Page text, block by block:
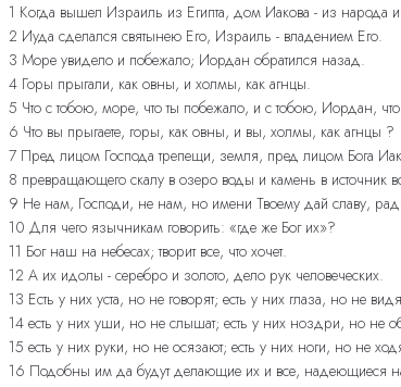
1 Когда вышел Израиль из Египта, дом Иакова - из народа
2 Иуда сделался святынею Его, Израиль - владением Его.
3 Море увидело и побежало; Иордан обратился назад.
4 Горы прыгали, как овны, и холмы, как агнцы.
5 Что с тобою, море, что ты побежало, и с тобою, Иордан,
6 Что вы прыгаете, горы, как овны, и вы, холмы, как агнцы ?
7 Пред лицом Господа трепещи, земля, пред лицом Бога
8 превращающего скалу в озеро воды и камень в источник
9 Не нам, Господи, не нам, но имени Твоему дай славу,
10 Для чего язычникам говорить: «где же Бог их»?
11 Бог наш на небесах; творит все, что хочет.
12 А их идолы - серебро и золото, дело рук человеческих.
13 Есть у них уста, но не говорят; есть у них глаза, но не
14 есть у них уши, но не слышат; есть у них ноздри, но не
15 есть у них руки, но не осязают; есть у них ноги, но не
16 Подобны им да будут делающие их и все, надеющиеся